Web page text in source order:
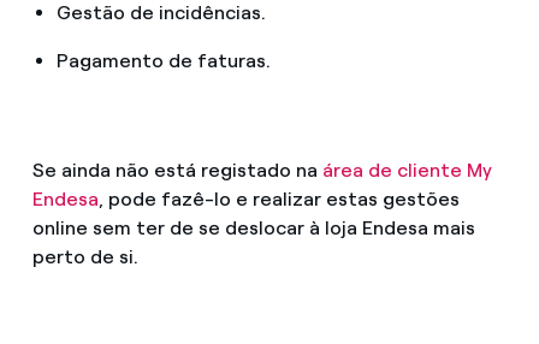
Gestão de incidências.
Pagamento de faturas.
Se ainda não está registado na área de cliente My
Endesa, pode fazê-lo e realizar estas gestões
online sem ter de se deslocar à loja Endesa mais
perto de si.